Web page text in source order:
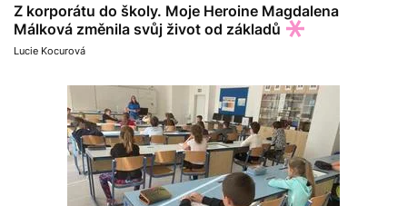
Z korporátu do školy. Moje Heroine Magdalena
Málková změnila svůj život od základů
Lucie Kocurová